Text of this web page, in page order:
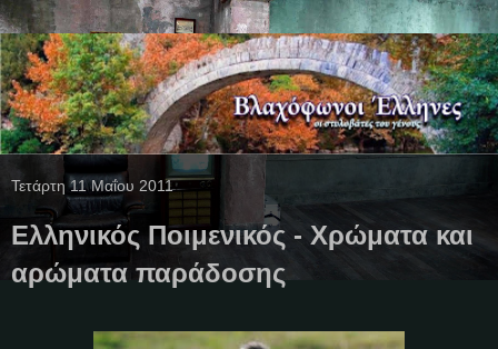
Τετάρτη 11 Μαΐου 2011
Ελληνικός Ποιμενικός - Χρώματα και
αρώματα παράδοσης